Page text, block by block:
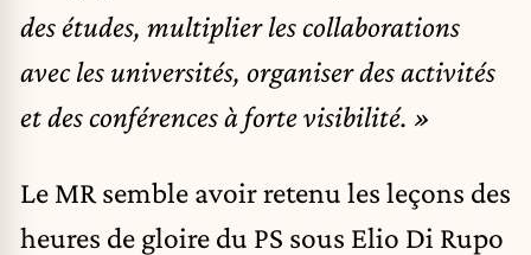
des études, multiplier les collaborations
avec les universités, organiser des activités
et des conférences à forte visibilité. »
Le MR semble avoir retenu les leçons des
heures de gloire du PS sous Elio Di Rupo